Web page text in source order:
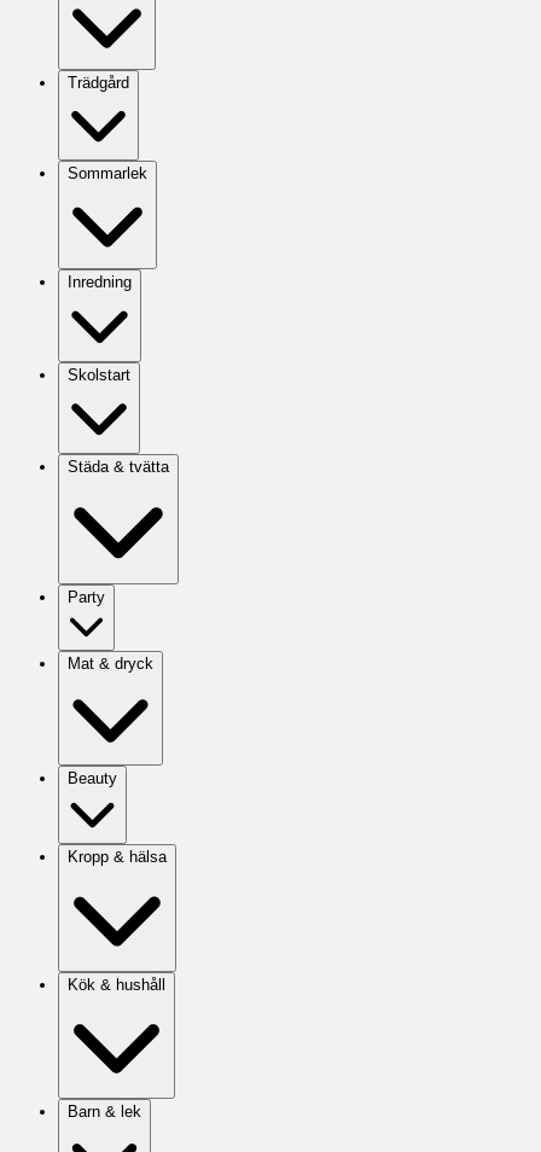
Trädgård
Sommarlek
Inredning
Skolstart
Städa & tvätta
Party
Mat & dryck
Beauty
Kropp & hälsa
Kök & hushåll
Barn & lek